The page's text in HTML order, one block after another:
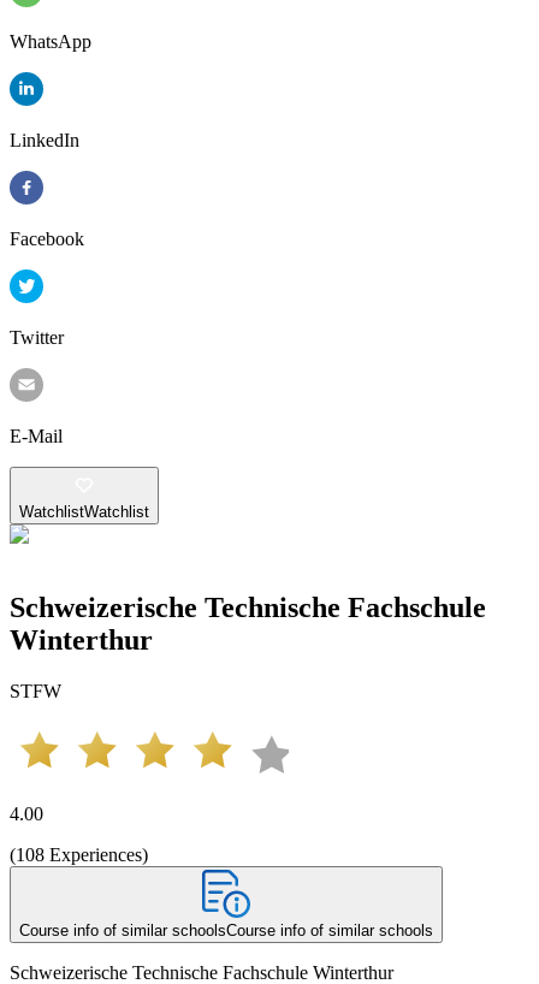
WhatsApp
LinkedIn
Facebook
Twitter
E-Mail
WatchlistWatchlist
Schweizerische Technische Fachschule
Winterthur
STFW
4.00
(108 Experiences)
Course info of similar schoolsCourse info of similar schools
Schweizerische Technische Fachschule Winterthur